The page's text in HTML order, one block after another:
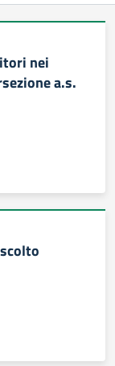
nei
a.s.